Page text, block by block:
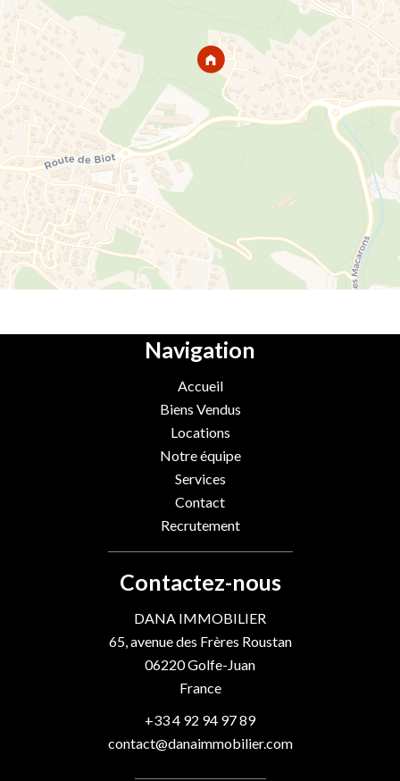
Navigation
Accueil
Biens Vendus
Locations
Notre équipe
Services
Contact
Recrutement
Contactez-nous
DANA IMMOBILIER
65, avenue des Frères Roustan
06220Golfe-Juan
France
+33 4 92 94 97 89
contact@danaimmobilier.com